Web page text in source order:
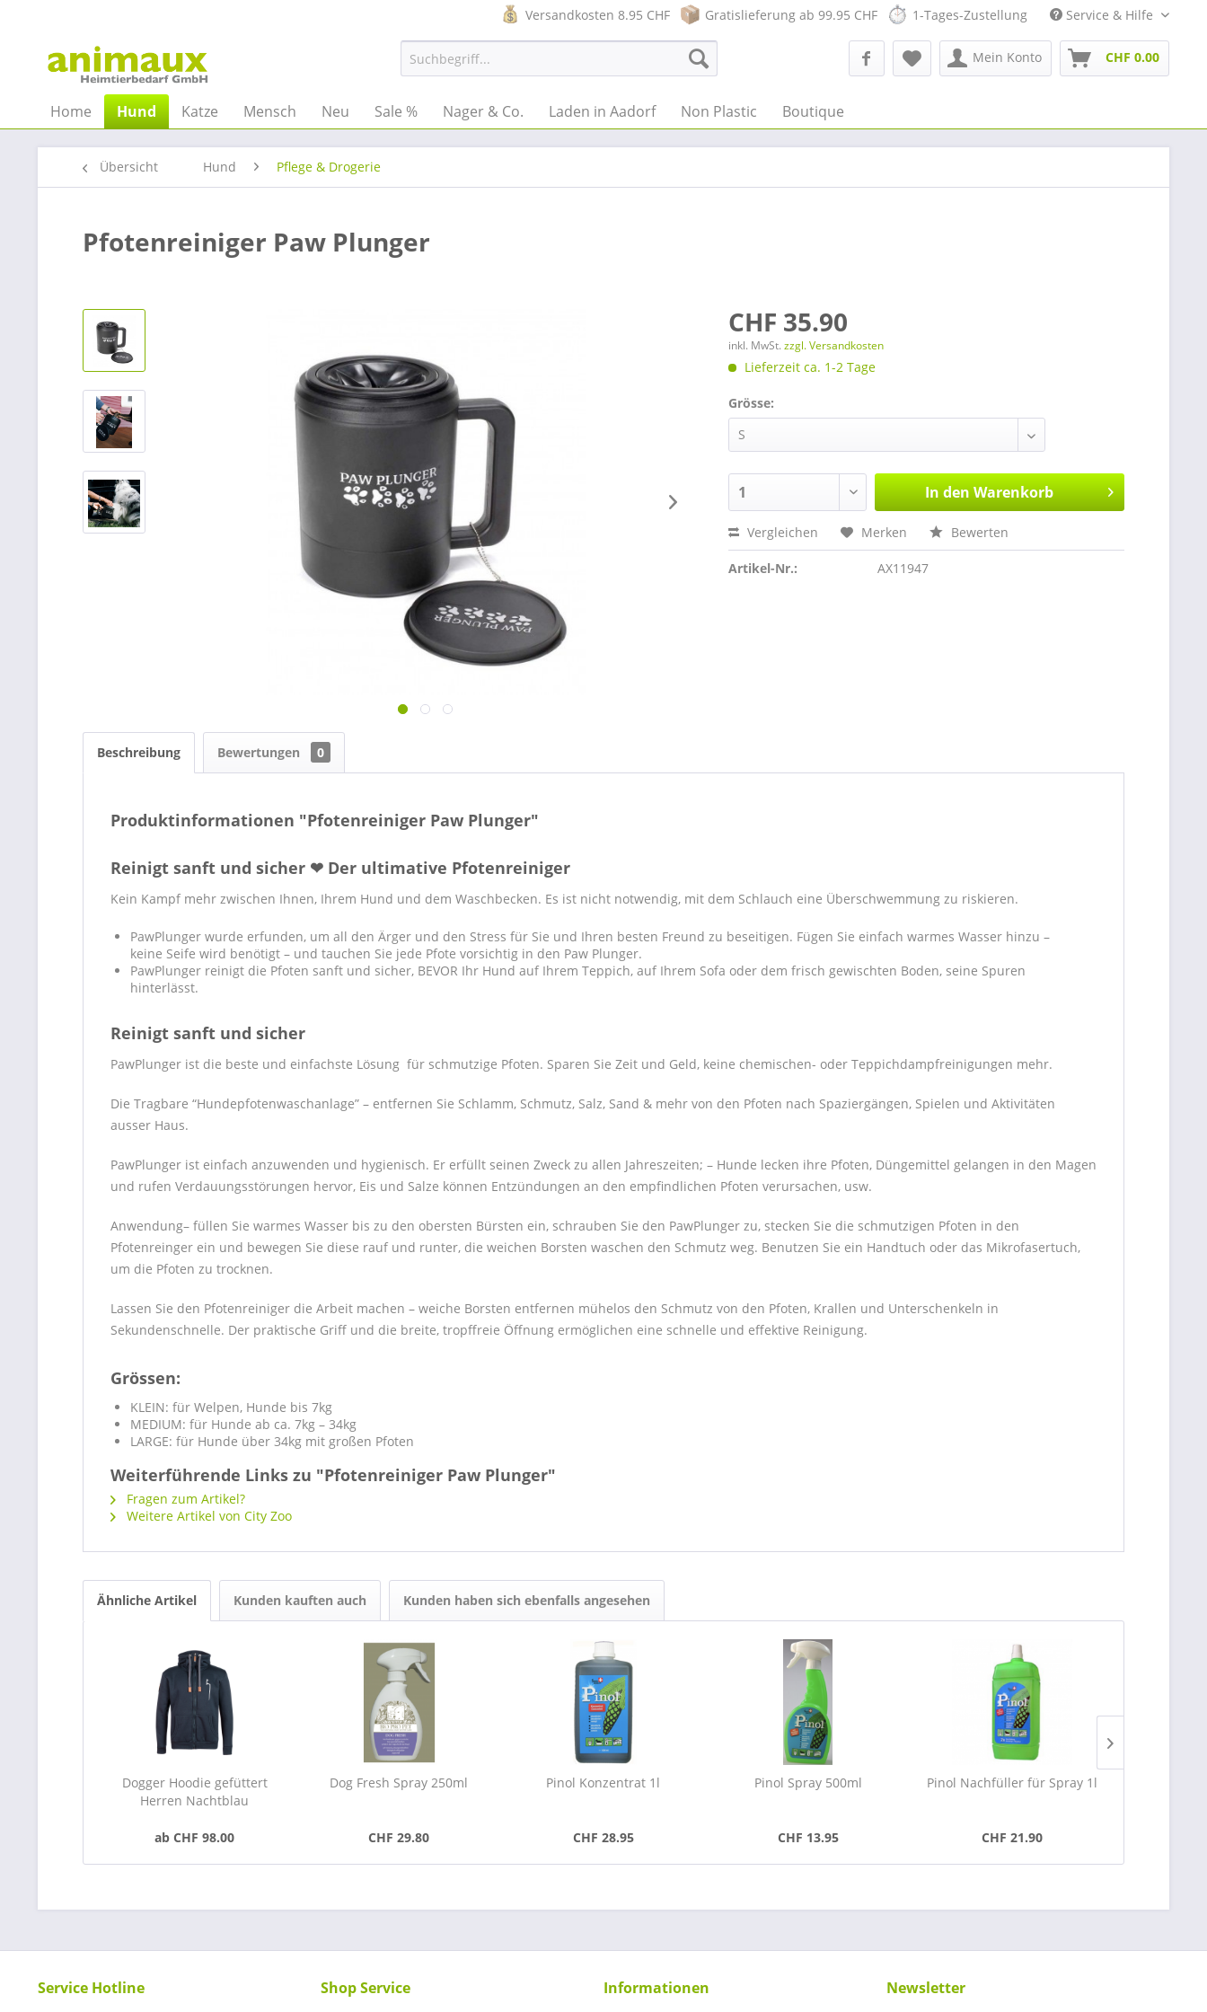
Versandkosten 8.95 CHF Gratislieferung ab 99.95 CHF 1-Tages-Zustellung Service & Hilfe
Mein Konto CHF 0.00
Home Hund Katze Mensch Neu Sale % Nager & Co. Laden in Aadorf Non Plastic Boutique
Übersicht Hund Pflege & Drogerie
Pfotenreiniger Paw Plunger
CHF 35.90
inkl. MwSt.zzgl. Versandkosten
Lieferzeit ca. 1-2 Tage
Grösse:
In den Warenkorb
Vergleichen Merken Bewerten
Artikel-Nr.: AX11947
Beschreibung Bewertungen 0
Produktinformationen "Pfotenreiniger Paw Plunger"
Reinigt sanft und sicher ❤ Der ultimative Pfotenreiniger
Kein Kampf mehr zwischen Ihnen, Ihrem Hund und dem Waschbecken. Es ist nicht notwendig, mit dem Schlauch eine Überschwemmung zu riskieren.
PawPlunger wurde erfunden, um all den Ärger und den Stress für Sie und Ihren besten Freund zu beseitigen. Fügen Sie einfach warmes Wasser hinzu –
keine Seife wird benötigt – und tauchen Sie jede Pfote vorsichtig in den Paw Plunger.
PawPlunger reinigt die Pfoten sanft und sicher, BEVOR Ihr Hund auf Ihrem Teppich, auf Ihrem Sofa oder dem frisch gewischten Boden, seine Spuren
hinterlässt.
Reinigt sanft und sicher
PawPlunger ist die beste und einfachste Lösung für schmutzige Pfoten. Sparen Sie Zeit und Geld, keine chemischen- oder Teppichdampfreinigungen mehr.
Die Tragbare “Hundepfotenwaschanlage” – entfernen Sie Schlamm, Schmutz, Salz, Sand & mehr von den Pfoten nach Spaziergängen, Spielen und Aktivitäten
ausser Haus.
PawPlunger ist einfach anzuwenden und hygienisch. Er erfüllt seinen Zweck zu allen Jahreszeiten; – Hunde lecken ihre Pfoten, Düngemittel gelangen in den Magen
und rufen Verdauungsstörungen hervor, Eis und Salze können Entzündungen an den empfindlichen Pfoten verursachen, usw.
Anwendung– füllen Sie warmes Wasser bis zu den obersten Bürsten ein, schrauben Sie den PawPlunger zu, stecken Sie die schmutzigen Pfoten in den
Pfotenreinger ein und bewegen Sie diese rauf und runter, die weichen Borsten waschen den Schmutz weg. Benutzen Sie ein Handtuch oder das Mikrofasertuch,
um die Pfoten zu trocknen.
Lassen Sie den Pfotenreiniger die Arbeit machen – weiche Borsten entfernen mühelos den Schmutz von den Pfoten, Krallen und Unterschenkeln in
Sekundenschnelle. Der praktische Griff und die breite, tropffreie Öffnung ermöglichen eine schnelle und effektive Reinigung.
Grössen:
KLEIN: für Welpen, Hunde bis 7kg
MEDIUM: für Hunde ab ca. 7kg – 34kg
LARGE: für Hunde über 34kg mit großen Pfoten
Weiterführende Links zu "Pfotenreiniger Paw Plunger"
Fragen zum Artikel?
Weitere Artikel von City Zoo
Ähnliche Artikel Kunden kauften auch Kunden haben sich ebenfalls angesehen
Dogger Hoodie gefüttert
Herren Nachtblau
ab CHF 98.00
Dog Fresh Spray 250ml
CHF 29.80
Pinol Konzentrat 1l
CHF 28.95
Pinol Spray 500ml
CHF 13.95
Pinol Nachfüller für Spray 1l
CHF 21.90
Service Hotline Shop Service Informationen Newsletter